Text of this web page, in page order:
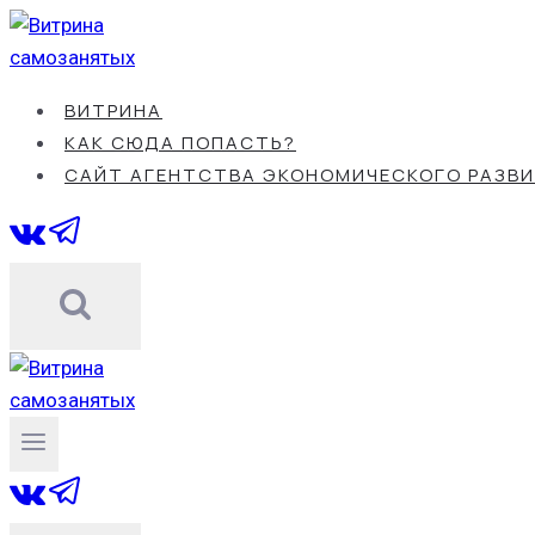
Перейти
к
ВИТРИНА
КАК СЮДА ПОПАСТЬ?
САЙТ АГЕНТСТВА ЭКОНОМИЧЕСКОГО